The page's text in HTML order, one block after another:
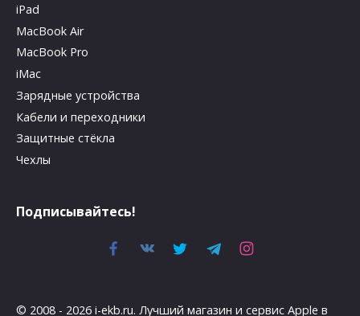
iPad
MacBook Air
MacBook Pro
iMac
Зарядные устройства
Кабели и переходники
Защитные стёкла
Чехлы
Подписывайтесь!
© 2008 - 2026 i-ekb.ru. Лучший магазин и сервис Apple в